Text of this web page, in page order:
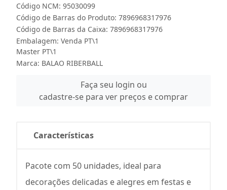
Código NCM: 95030099
Código de Barras do Produto: 7896968317976
Código de Barras da Caixa: 7896968317976
Embalagem: Venda PT\1
Master PT\1
Marca: BALAO RIBERBALL
Faça seu login ou
cadastre-se para ver preços e comprar
Características
Pacote com 50 unidades, ideal para
decorações delicadas e alegres em festas e